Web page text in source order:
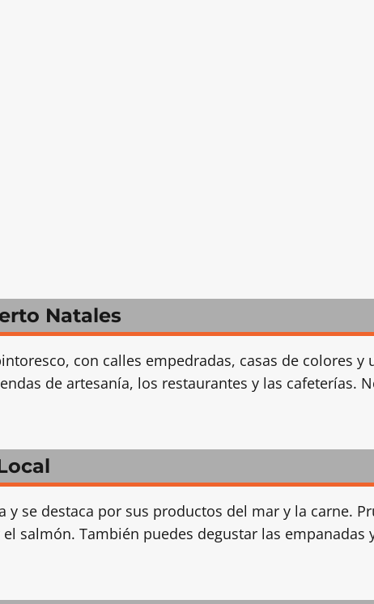
Natales
con calles empedradas, casas de colores y
de artesanía, los restaurantes y las cafeterías.
y se destaca por sus productos del mar y la carne.
salmón. También puedes degustar las empanadas